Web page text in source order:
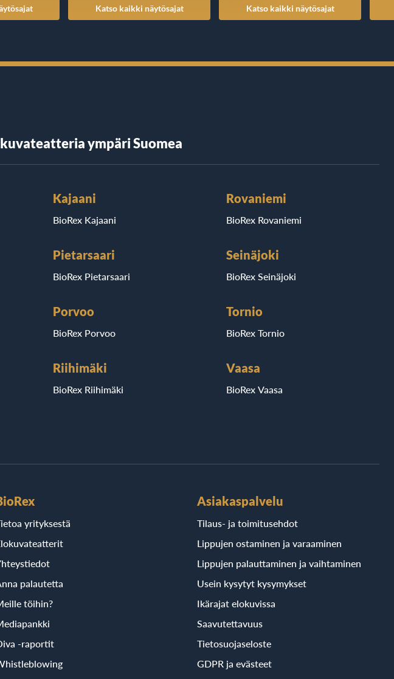
Katso kaikki näytösajat Katso kaikki näytösajat
ympäri Suomea
Kajaani
BioRex Kajaani
Pietarsaari
BioRex Pietarsaari
Porvoo
BioRex Porvoo
Riihimäki
BioRex Riihimäki
Rovaniemi
BioRex Rovaniemi
Seinäjoki
BioRex Seinäjoki
Tornio
BioRex Tornio
Vaasa
BioRex Vaasa
yrityksestä
palautetta
töihin?
-raportit
Asiakaspalvelu
Tilaus- ja toimitusehdot
Lippujen ostaminen ja varaaminen
Lippujen palauttaminen ja vaihtaminen
Usein kysytyt kysymykset
Ikärajat elokuvissa
Saavutettavuus
Tietosuojaseloste
GDPR ja evästeet